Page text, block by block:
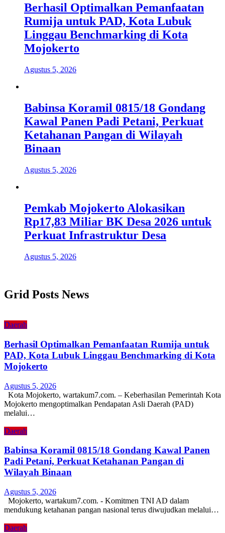
Berhasil Optimalkan Pemanfaatan
Rumija untuk PAD, Kota Lubuk
Linggau Benchmarking di Kota
Mojokerto
Agustus 5, 2026
Babinsa Koramil 0815/18 Gondang
Kawal Panen Padi Petani, Perkuat
Ketahanan Pangan di Wilayah
Binaan
Agustus 5, 2026
Pemkab Mojokerto Alokasikan
Rp17,83 Miliar BK Desa 2026 untuk
Perkuat Infrastruktur Desa
Agustus 5, 2026
Grid Posts News
Daerah
Berhasil Optimalkan Pemanfaatan Rumija untuk
PAD, Kota Lubuk Linggau Benchmarking di Kota
Mojokerto
Agustus 5, 2026
Kota Mojokerto, wartakum7.com. – Keberhasilan Pemerintah Kota
Mojokerto mengoptimalkan Pendapatan Asli Daerah (PAD)
melalui…
Daerah
Babinsa Koramil 0815/18 Gondang Kawal Panen
Padi Petani, Perkuat Ketahanan Pangan di
Wilayah Binaan
Agustus 5, 2026
Mojokerto, wartakum7.com. - Komitmen TNI AD dalam
mendukung ketahanan pangan nasional terus diwujudkan melalui…
Daerah